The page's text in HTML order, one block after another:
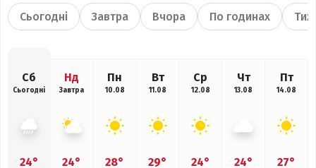
Сьогодні Завтра Вчора По годинах
Сб
Сьогодні
24°
Нд
Завтра
24°
Пн
10.08
28°
Вт
11.08
29°
Ср
12.08
24°
Чт
13.08
24°
Пт
14.08
27°